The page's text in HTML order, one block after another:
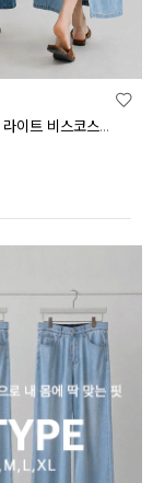
에브리핏 12탄 라이트 비스코스 쿨 데님 스커트